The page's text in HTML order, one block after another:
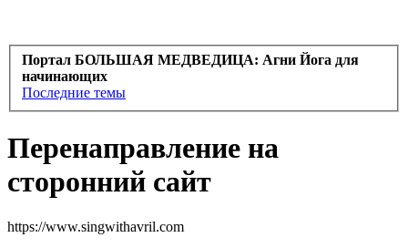
Портал БОЛЬШАЯ МЕДВЕДИЦА: Агни Йога для
начинающих
Последние темы
Перенаправление на
сторонний сайт
https://www.singwithavril.com